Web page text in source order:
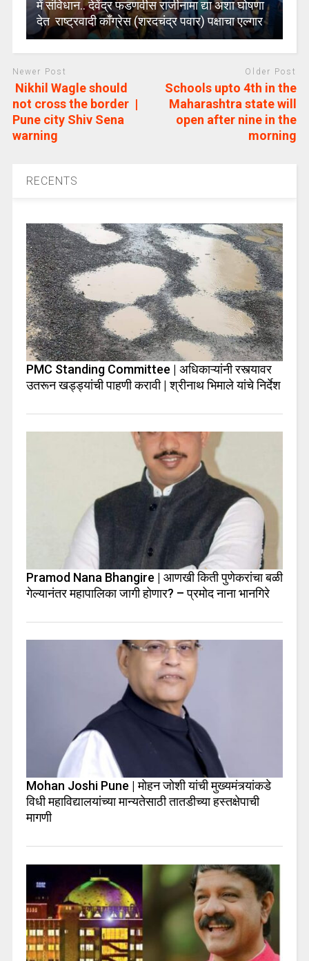
में संविधान.. देवेंद्र फडणवीस राजीनामा द्या अशा घोषणा
देत राष्ट्रवादी काँग्रेस (शरदचंद्र पवार) पक्षाचा एल्गार
Newer Post
Nikhil Wagle should
not cross the border |
Pune city Shiv Sena
warning
Older Post
Schools upto 4th in the
Maharashtra state will
open after nine in the
morning
RECENTS
PMC Standing Committee | अधिकाऱ्यांनी रस्त्यावर
उतरून खड्ड्यांची पाहणी करावी | श्रीनाथ भिमाले यांचे निर्देश
Pramod Nana Bhangire | आणखी किती पुणेकरांचा बळी
गेल्यानंतर महापालिका जागी होणार? – प्रमोद नाना भानगिरे
Mohan Joshi Pune | मोहन जोशी यांची मुख्यमंत्र्यांकडे
विधी महाविद्यालयांच्या मान्यतेसाठी तातडीच्या हस्तक्षेपाची
मागणी